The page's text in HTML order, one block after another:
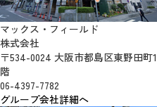
マックス・フィールド
株式会社
〒534-0024 大阪市都島区東野田町
階
06-4397-7782
グループ会社詳細へ